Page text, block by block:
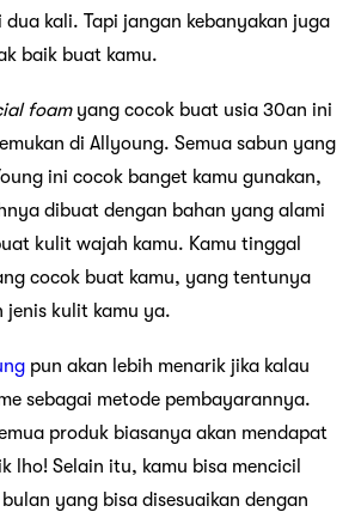
kali. Tapi jangan kebanyakan juga
baik buat kamu.
foam yang cocok buat usia 30an ini
di Allyoung. Semua sabun yang
ini cocok banget kamu gunakan,
dibuat dengan bahan yang alami
kulit wajah kamu. Kamu tinggal
cocok buat kamu, yang tentunya
jenis kulit kamu ya.
pun akan lebih menarik jika kalau
sebagai metode pembayarannya.
produk biasanya akan mendapat
lho! Selain itu, kamu bisa mencicil
yang bisa disesuaikan dengan